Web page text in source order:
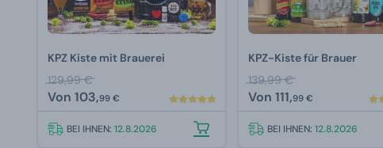
KPZ Kiste mit Brauerei
129,99 €
Von 103,99 €
BEI IHNEN: 12.8.2026
KPZ-Kiste für Brauer
139,99 €
Von 111,99 €
BEI IHNEN: 12.8.2026